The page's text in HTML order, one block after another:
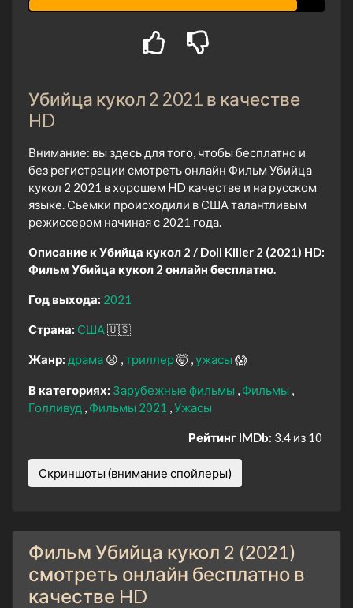
Убийца кукол 2 2021 в качестве
HD
Внимание: вы здесь для того, чтобы бесплатно и
без регистрации смотреть онлайн Фильм Убийца
кукол 2 2021 в хорошем HD качестве и на русском
языке. Сьемки происходили в США талантливым
режиссером начиная с 2021 года.
Описание к Убийца кукол 2 / Doll Killer 2 (2021) HD:
Фильм Убийца кукол 2 онлайн бесплатно.
Год выхода: 2021
Страна: США🇺🇸
Жанр: драма 😫 триллер🤯 ужасы 😱
В категориях: Зарубежные фильмы
Фильмы
Голливуд
Фильмы 2021 Ужасы
Рейтинг IMDb: 3.4 из 10
Скриншоты (внимание спойлеры)
Фильм Убийца кукол 2 (2021)
смотреть онлайн бесплатно в
качестве HD